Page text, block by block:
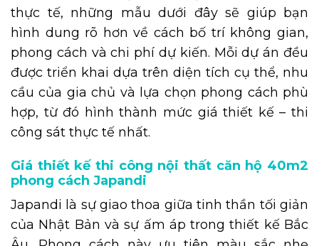
thực tế, những mẫu dưới đây sẽ giúp bạn
hình dung rõ hơn về cách bố trí không gian,
phong cách và chi phí dự kiến. Mỗi dự án đều
được triển khai dựa trên diện tích cụ thể, nhu
cầu của gia chủ và lựa chọn phong cách phù
hợp, từ đó hình thành mức giá thiết kế – thi
công sát thực tế nhất.
Giá thiết kế thi công nội thất căn hộ 40m2
phong cách Japandi
Japandi là sự giao thoa giữa tinh thần tối giản
của Nhật Bản và sự ấm áp trong thiết kế Bắc